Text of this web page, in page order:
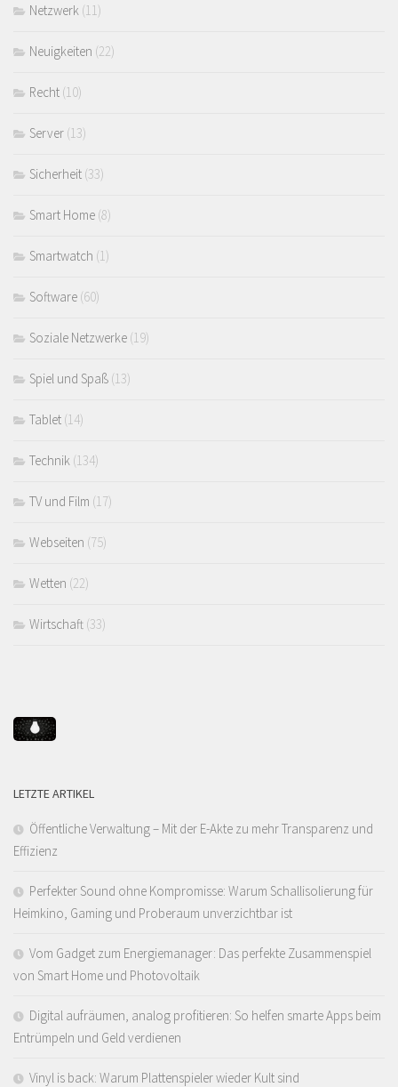
Netzwerk (11)
Neuigkeiten (22)
Recht (10)
Server (13)
Sicherheit (33)
Smart Home (8)
Smartwatch (1)
Software (60)
Soziale Netzwerke (19)
Spiel und Spaß (13)
Tablet (14)
Technik (134)
TV und Film (17)
Webseiten (75)
Wetten (22)
Wirtschaft (33)
LETZTE ARTIKEL
Öffentliche Verwaltung – Mit der E-Akte zu mehr Transparenz und
Effizienz
Perfekter Sound ohne Kompromisse: Warum Schallisolierung für
Heimkino, Gaming und Proberaum unverzichtbar ist
Vom Gadget zum Energiemanager: Das perfekte Zusammenspiel
von Smart Home und Photovoltaik
Digital aufräumen, analog profitieren: So helfen smarte Apps beim
Entrümpeln und Geld verdienen
Vinyl is back: Warum Plattenspieler wieder Kult sind